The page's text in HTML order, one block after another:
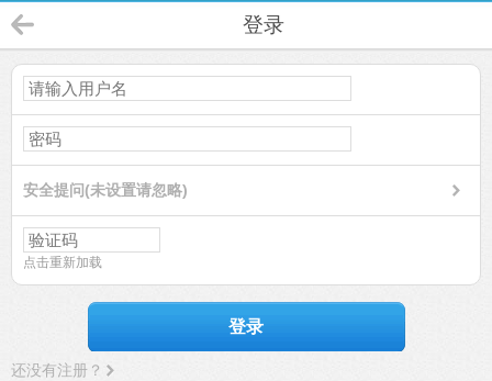
登录
安全提问(未设置请忽略)
点击重新加载
登录
还没有注册？